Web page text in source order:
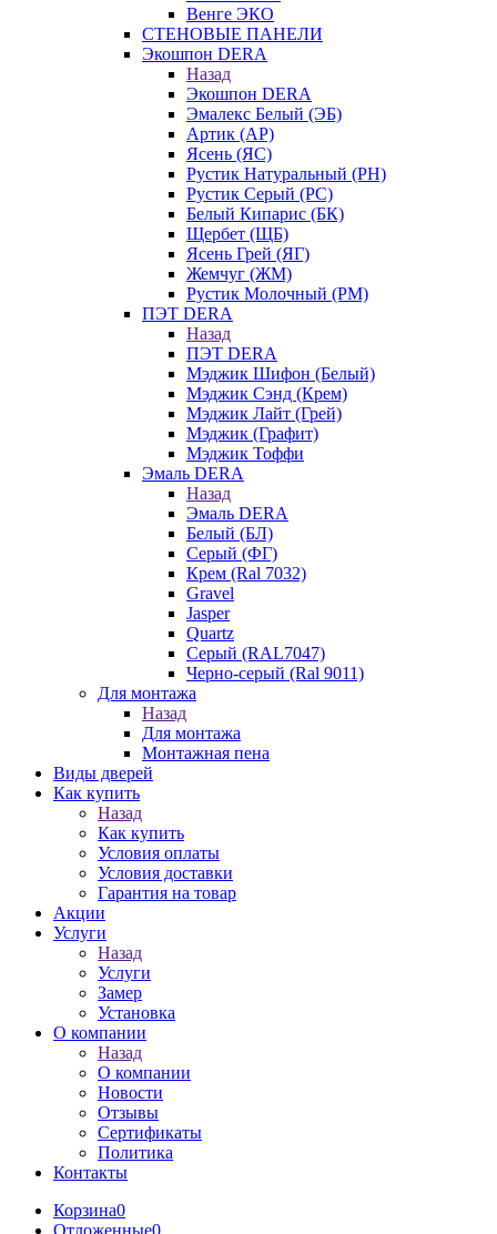
Венге ЭКО
СТЕНОВЫЕ ПАНЕЛИ
Экошпон DERA
Назад
Экошпон DERA
Эмалекс Белый (ЭБ)
Артик (АР)
Ясень (ЯС)
Рустик Натуральный (РН)
Рустик Серый (РС)
Белый Кипарис (БК)
Щербет (ЩБ)
Ясень Грей (ЯГ)
Жемчуг (ЖМ)
Рустик Молочный (РМ)
ПЭТ DERA
Назад
ПЭТ DERA
Мэджик Шифон (Белый)
Мэджик Сэнд (Крем)
Мэджик Лайт (Грей)
Мэджик (Графит)
Мэджик Тоффи
Эмаль DERA
Назад
Эмаль DERA
Белый (БЛ)
Серый (ФГ)
Крем (Ral 7032)
Gravel
Jasper
Quartz
Серый (RAL7047)
Черно-серый (Ral 9011)
Для монтажа
Назад
Для монтажа
Монтажная пена
Виды дверей
Как купить
Назад
Как купить
Условия оплаты
Условия доставки
Гарантия на товар
Акции
Услуги
Назад
Услуги
Замер
Установка
О компании
Назад
О компании
Новости
Отзывы
Сертификаты
Политика
Контакты
Корзина0
Отложенные0